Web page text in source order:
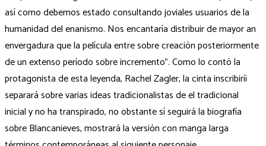
así­ como debemos estado consultando joviales usuarios de la
humanidad del enanismo. Nos encantarí­a distribuir de mayor an
envergadura que la película entre sobre creación posteriormente
de un extenso período sobre incremento”. Como lo contó la
protagonista de esta leyenda, Rachel Zagler, la cinta inscribirí¡
separará sobre varias ideas tradicionalistas de el tradicional
inicial y no ha transpirado, no obstante sí seguirá la biografía
sobre Blancanieves, mostrará la versión con manga larga